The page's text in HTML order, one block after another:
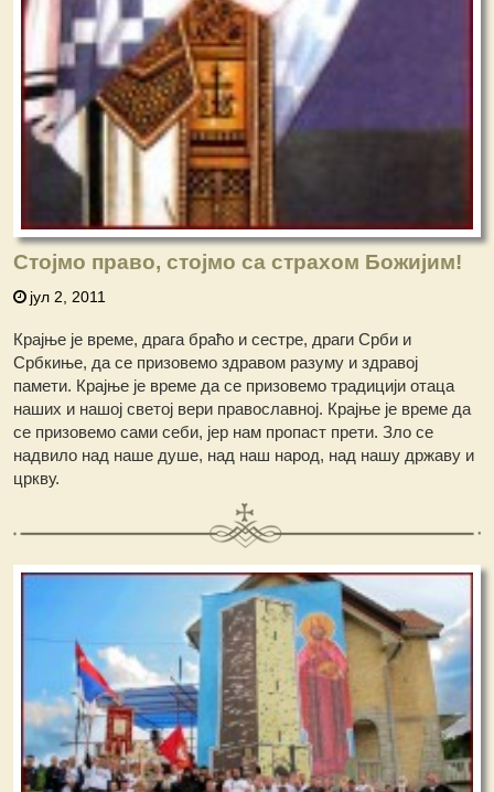
Стојмо право, стојмо са страхом Божијим!
јул 2, 2011
Крајње је време, драга браћо и сестре, драги Срби и
Србкиње, да се призовемо здравом разуму и здравој
памети. Крајње је време да се призовемо традицији отаца
наших и нашој светој вери православној. Крајње је време да
се призовемо сами себи, јер нам пропаст прети. Зло се
надвило над наше душе, над наш народ, над нашу државу и
цркву.